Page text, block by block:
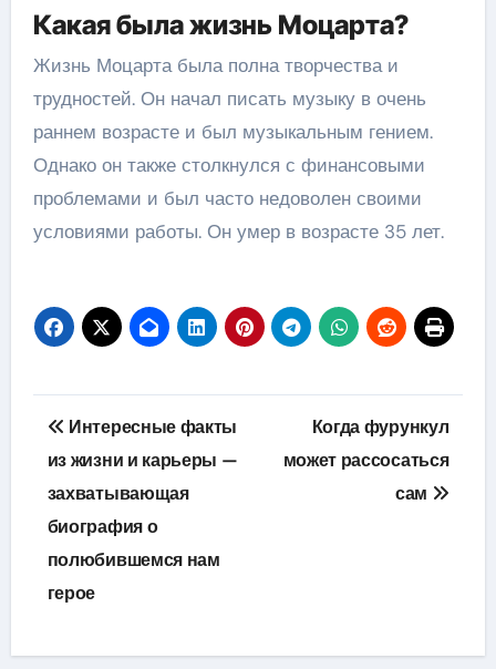
Какая была жизнь Моцарта?
Жизнь Моцарта была полна творчества и
трудностей. Он начал писать музыку в очень
раннем возрасте и был музыкальным гением.
Однако он также столкнулся с финансовыми
проблемами и был часто недоволен своими
условиями работы. Он умер в возрасте 35 лет.
Навигация
по
записям
Интересные факты
из жизни и карьеры —
захватывающая
биография о
полюбившемся нам
герое
Когда фурункул
может рассосаться
сам